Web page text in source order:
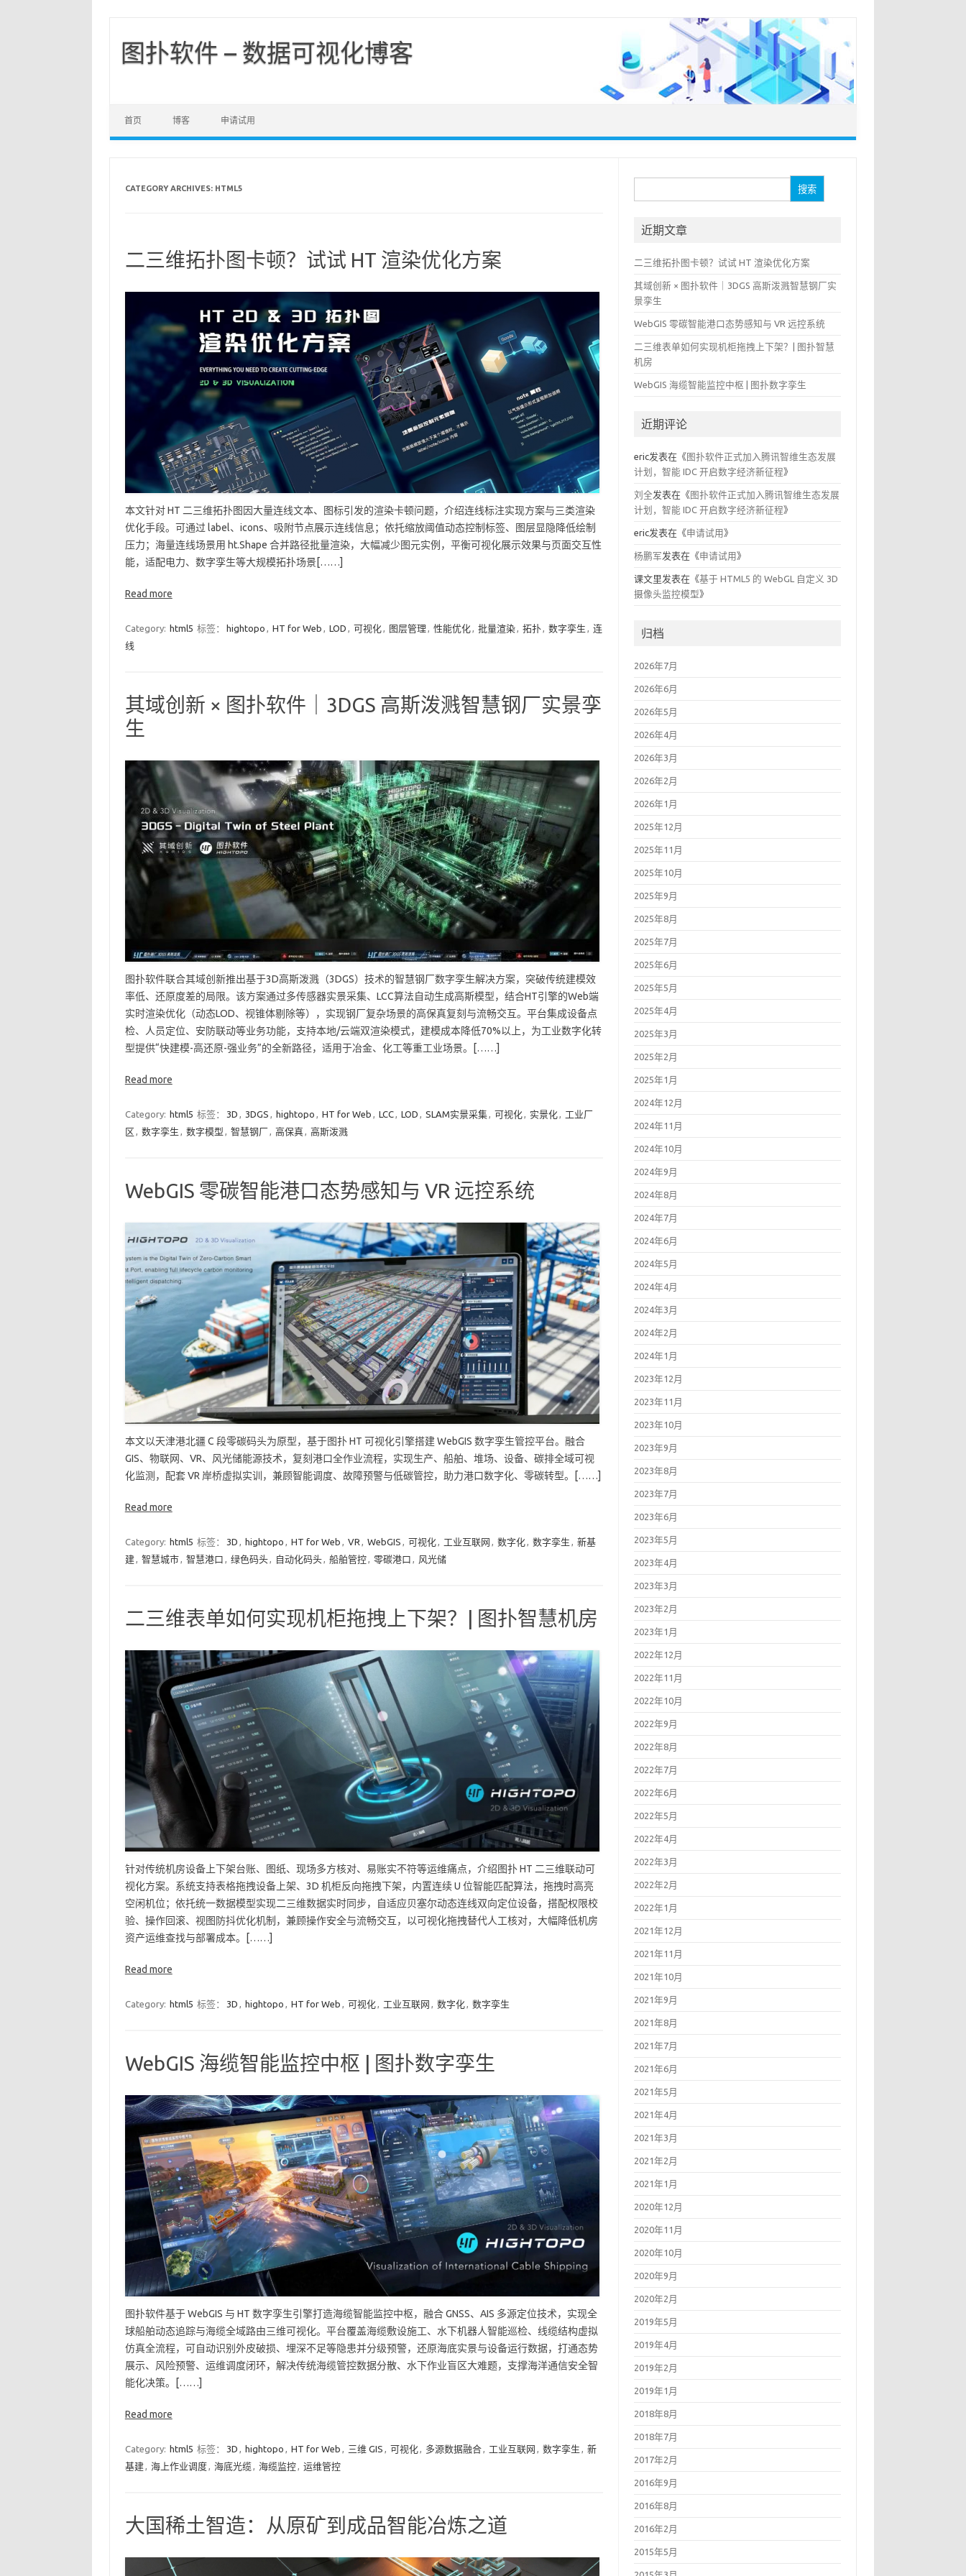
图扑软件 – 数据可视化博客
首页 博客 申请试用
CATEGORY ARCHIVES: HTML5
二三维拓扑图卡顿？试试 HT 渲染优化方案
本文针对 HT 二三维拓扑图因大量连线文本、图标引发的渲染卡顿问题，介绍连线标注实现方案与三类渲染
优化手段。可通过 label、icons、吸附节点展示连线信息；依托缩放阈值动态控制标签、图层显隐降低绘制
压力；海量连线场景用 ht.Shape 合并路径批量渲染，大幅减少图元实例，平衡可视化展示效果与页面交互性
能，适配电力、数字孪生等大规模拓扑场景[……]
Read more
Category: html5 标签： hightopo , HT for Web , LOD , 可视化, 图层管理 , 性能优化, 批量渲染, 拓扑, 数字孪生 , 连
线
其域创新 × 图扑软件｜3DGS 高斯泼溅智慧钢厂实景孪
生
图扑软件联合其域创新推出基于3D高斯泼溅（3DGS）技术的智慧钢厂数字孪生解决方案，突破传统建模效
率低、还原度差的局限。该方案通过多传感器实景采集、LCC算法自动生成高斯模型，结合HT引擎的Web端
实时渲染优化（动态LOD、视锥体剔除等），实现钢厂复杂场景的高保真复刻与流畅交互。平台集成设备点
检、人员定位、安防联动等业务功能，支持本地/云端双渲染模式，建模成本降低70%以上，为工业数字化转
型提供“快建模-高还原-强业务”的全新路径，适用于冶金、化工等重工业场景。[……]
Read more
Category: html5 标签： 3D , 3DGS , hightopo , HT for Web , LCC, LOD , SLAM实景采集, 可视化, 实景化, 工业厂
区 , 数字孪生 , 数字模型 , 智慧钢厂, 高保真, 高斯泼溅
WebGIS 零碳智能港口态势感知与 VR 远控系统
本文以天津港北疆 C 段零碳码头为原型，基于图扑 HT 可视化引擎搭建 WebGIS 数字孪生管控平台。融合
GIS、物联网、VR、风光储能源技术，复刻港口全作业流程，实现生产、船舶、堆场、设备、碳排全域可视
化监测，配套 VR 岸桥虚拟实训，兼顾智能调度、故障预警与低碳管控，助力港口数字化、零碳转型。[……]
Read more
Category: html5 标签： 3D , hightopo , HT for Web , VR , WebGIS , 可视化, 工业互联网 , 数字化, 数字孪生 , 新基
建, 智慧城市, 智慧港口 , 绿色码头, 自动化码头, 船舶管控, 零碳港口 , 风光储
二三维表单如何实现机柜拖拽上下架？| 图扑智慧机房
针对传统机房设备上下架台账、图纸、现场多方核对、易账实不符等运维痛点，介绍图扑 HT 二三维联动可
视化方案。系统支持表格拖拽设备上架、3D 机柜反向拖拽下架，内置连续 U 位智能匹配算法，拖拽时高亮
空闲机位；依托统一数据模型实现二三维数据实时同步，自适应贝塞尔动态连线双向定位设备，搭配权限校
验、操作回滚、视图防抖优化机制，兼顾操作安全与流畅交互，以可视化拖拽替代人工核对，大幅降低机房
资产运维查找与部署成本。[……]
Read more
Category: html5 标签： 3D , hightopo , HT for Web , 可视化, 工业互联网 , 数字化, 数字孪生
WebGIS 海缆智能监控中枢 | 图扑数字孪生
图扑软件基于 WebGIS 与 HT 数字孪生引擎打造海缆智能监控中枢，融合 GNSS、AIS 多源定位技术，实现全
球船舶动态追踪与海缆全域路由三维可视化。平台覆盖海缆敷设施工、水下机器人智能巡检、线缆结构虚拟
仿真全流程，可自动识别外皮破损、埋深不足等隐患并分级预警，还原海底实景与设备运行数据，打通态势
展示、风险预警、运维调度闭环，解决传统海缆管控数据分散、水下作业盲区大难题，支撑海洋通信安全智
能化决策。[……]
Read more
Category: html5 标签： 3D , hightopo , HT for Web , 三维 GIS , 可视化, 多源数据融合, 工业互联网 , 数字孪生 , 新
基建, 海上作业调度, 海底光缆, 海缆监控, 运维管控
大国稀土智造：从原矿到成品智能冶炼之道
索：
近期文章
二三维拓扑图卡顿？试试 HT 渲染优化方案
其域创新 × 图扑软件｜3DGS 高斯泼溅智慧钢厂实
景孪生
WebGIS 零碳智能港口态势感知与 VR 远控系统
二三维表单如何实现机柜拖拽上下架？| 图扑智慧
机房
WebGIS 海缆智能监控中枢 | 图扑数字孪生
近期评论
eric发表在《 图扑软件正式加入腾讯智维生态发展
计划，智能 IDC 开启数字经济新征程》
刘全发表在《 图扑软件正式加入腾讯智维生态发展
计划，智能 IDC 开启数字经济新征程》
eric发表在《申请试用 》
杨鹏军发表在《申请试用 》
课文里发表在《基于 HTML5 的 WebGL 自定义 3D
摄像头监控模型》
归档
2026年7月
2026年6月
2026年5月
2026年4月
2026年3月
2026年2月
2026年1月
2025年12月
2025年11月
2025年10月
2025年9月
2025年8月
2025年7月
2025年6月
2025年5月
2025年4月
2025年3月
2025年2月
2025年1月
2024年12月
2024年11月
2024年10月
2024年9月
2024年8月
2024年7月
2024年6月
2024年5月
2024年4月
2024年3月
2024年2月
2024年1月
2023年12月
2023年11月
2023年10月
2023年9月
2023年8月
2023年7月
2023年6月
2023年5月
2023年4月
2023年3月
2023年2月
2023年1月
2022年12月
2022年11月
2022年10月
2022年9月
2022年8月
2022年7月
2022年6月
2022年5月
2022年4月
2022年3月
2022年2月
2022年1月
2021年12月
2021年11月
2021年10月
2021年9月
2021年8月
2021年7月
2021年6月
2021年5月
2021年4月
2021年3月
2021年2月
2021年1月
2020年12月
2020年11月
2020年10月
2020年9月
2020年2月
2019年5月
2019年4月
2019年2月
2019年1月
2018年8月
2018年7月
2017年2月
2016年9月
2016年8月
2016年2月
2015年5月